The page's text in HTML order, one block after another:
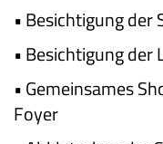
• Besichtigung der
• Besichtigung der
• Gemeinsames
Foyer